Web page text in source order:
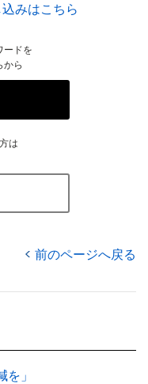
みはこちら
ードを
から
は
前のページへ戻る
」